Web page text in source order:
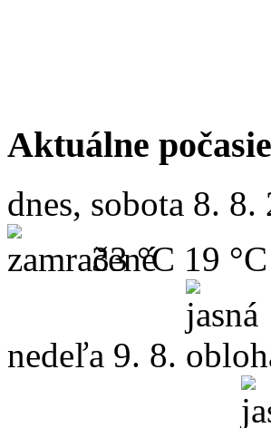
Aktuálne počasie
dnes, sobota 8. 8.
33 °C 19 °C
nedeľa 9. 8.